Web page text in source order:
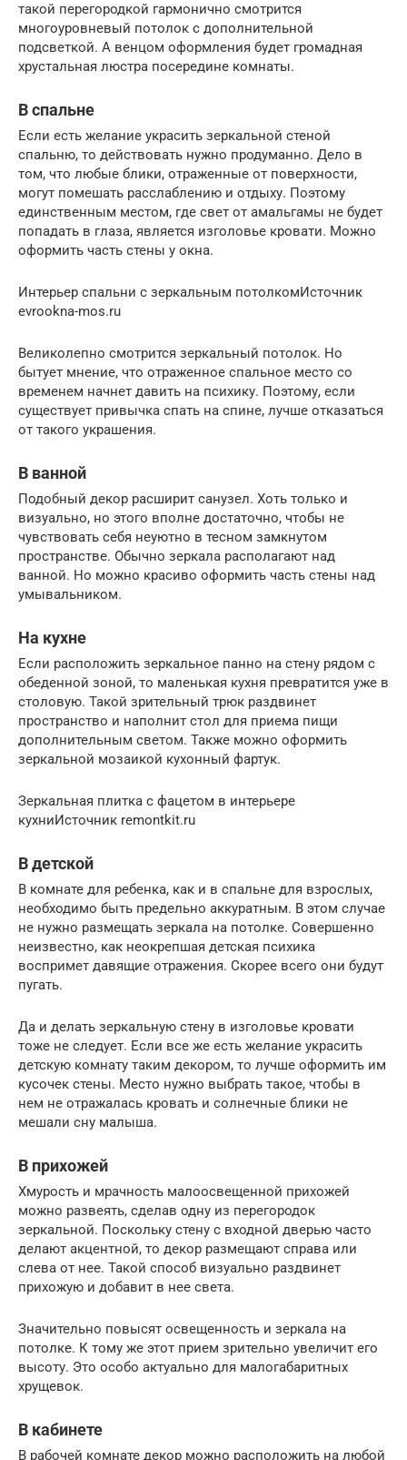
такой перегородкой гармонично смотрится
многоуровневый потолок с дополнительной
подсветкой. А венцом оформления будет громадная
хрустальная люстра посередине комнаты.
В спальне
Если есть желание украсить зеркальной стеной
спальню, то действовать нужно продуманно. Дело в
том, что любые блики, отраженные от поверхности,
могут помешать расслаблению и отдыху. Поэтому
единственным местом, где свет от амальгамы не будет
попадать в глаза, является изголовье кровати. Можно
оформить часть стены у окна.
Интерьер спальни с зеркальным потолкомИсточник
evrookna-mos.ru
Великолепно смотрится зеркальный потолок. Но
бытует мнение, что отраженное спальное место со
временем начнет давить на психику. Поэтому, если
существует привычка спать на спине, лучше отказаться
от такого украшения.
В ванной
Подобный декор расширит санузел. Хоть только и
визуально, но этого вполне достаточно, чтобы не
чувствовать себя неуютно в тесном замкнутом
пространстве. Обычно зеркала располагают над
ванной. Но можно красиво оформить часть стены над
умывальником.
На кухне
Если расположить зеркальное панно на стену рядом с
обеденной зоной, то маленькая кухня превратится уже в
столовую. Такой зрительный трюк раздвинет
пространство и наполнит стол для приема пищи
дополнительным светом. Также можно оформить
зеркальной мозаикой кухонный фартук.
Зеркальная плитка с фацетом в интерьере
кухниИсточник remontkit.ru
В детской
В комнате для ребенка, как и в спальне для взрослых,
необходимо быть предельно аккуратным. В этом случае
не нужно размещать зеркала на потолке. Совершенно
неизвестно, как неокрепшая детская психика
воспримет давящие отражения. Скорее всего они будут
пугать.
Да и делать зеркальную стену в изголовье кровати
тоже не следует. Если все же есть желание украсить
детскую комнату таким декором, то лучше оформить им
кусочек стены. Место нужно выбрать такое, чтобы в
нем не отражалась кровать и солнечные блики не
мешали сну малыша.
В прихожей
Хмурость и мрачность малоосвещенной прихожей
можно развеять, сделав одну из перегородок
зеркальной. Поскольку стену с входной дверью часто
делают акцентной, то декор размещают справа или
слева от нее. Такой способ визуально раздвинет
прихожую и добавит в нее света.
Значительно повысят освещенность и зеркала на
потолке. К тому же этот прием зрительно увеличит его
высоту. Это особо актуально для малогабаритных
хрущевок.
В кабинете
В рабочей комнате декор можно расположить на любой